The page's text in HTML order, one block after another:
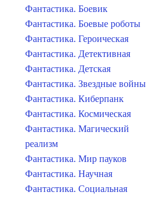
Фантастика. Боевик
Фантастика. Боевые роботы
Фантастика. Героическая
Фантастика. Детективная
Фантастика. Детская
Фантастика. Звездные войны
Фантастика. Киберпанк
Фантастика. Космическая
Фантастика. Магический
реализм
Фантастика. Мир пауков
Фантастика. Научная
Фантастика. Социальная